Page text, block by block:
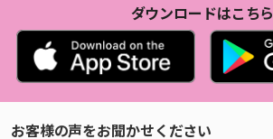
ダウンロードはこちら
お客様の声をお聞かせください